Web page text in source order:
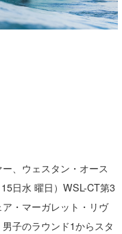
、ウェスタン・オース
日水 曜日）WSL-CT第3
・マーガレット・リヴ
子のラウンド1からスタ